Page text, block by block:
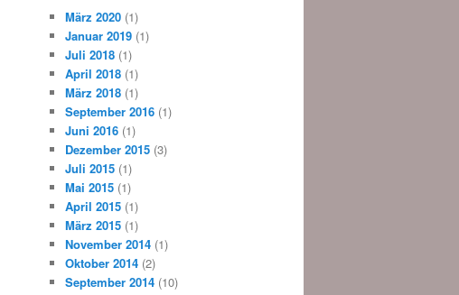
März 2020 (1)
Januar 2019 (1)
Juli 2018 (1)
April 2018 (1)
März 2018 (1)
September 2016 (1)
Juni 2016 (1)
Dezember 2015 (3)
Juli 2015 (1)
Mai 2015 (1)
April 2015 (1)
März 2015 (1)
November 2014 (1)
Oktober 2014 (2)
September 2014 (10)